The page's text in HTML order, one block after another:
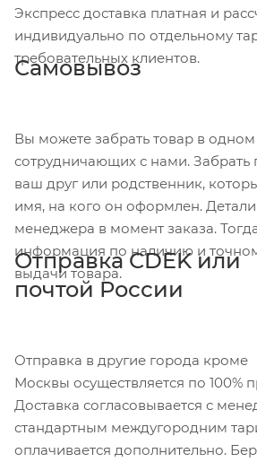
Экспресс доставка платная и
индивидуально по отдельному
требовательных клиентов.
Самовывоз
Вы можете забрать товар в
сотрудничающих с нами. Забрать
ваш друг или родственник,
имя, на кого он оформлен. Детали
менеджера в момент заказа.
информация по наличию и
выдачи товара.
Отправка CDEK или
почтой России
Отправка в другие города кроме
Москвы осуществляется по 100%
Доставка согласовывается с
стандартным междугородним
оплачивается дополнительно.